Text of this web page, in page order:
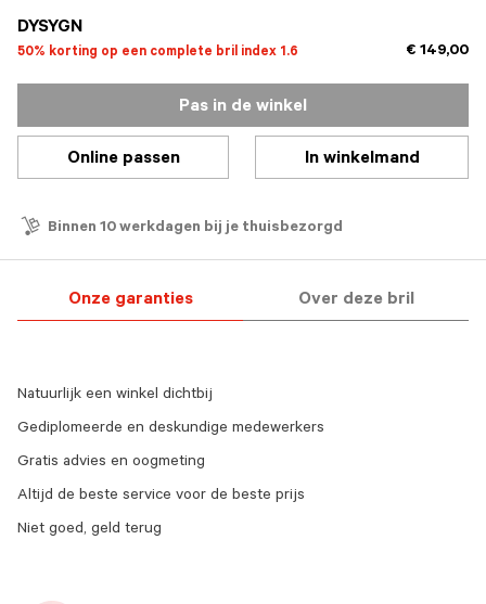
DYSYGN
50% korting op een complete bril index 1.6 € 149,00
Pas in de winkel
Online passen In winkelmand
Binnen 10 werkdagen bij je thuisbezorgd
Onze garanties Over deze bril
Natuurlijk een winkel dichtbij
Gediplomeerde en deskundige medewerkers
Gratis advies en oogmeting
Altijd de beste service voor de beste prijs
Niet goed, geld terug